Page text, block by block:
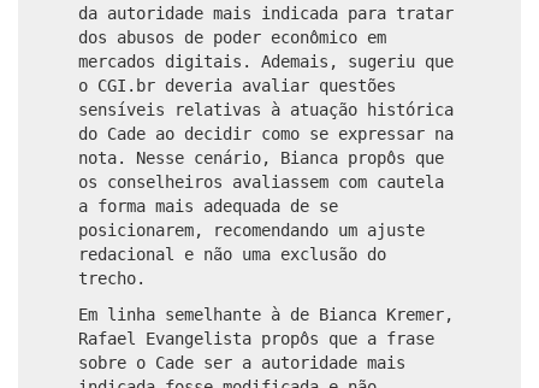
da autoridade mais indicada para tratar
dos abusos de poder econômico em
mercados digitais. Ademais, sugeriu que
o CGI.br deveria avaliar questões
sensíveis relativas à atuação histórica
do Cade ao decidir como se expressar na
nota. Nesse cenário, Bianca propôs que
os conselheiros avaliassem com cautela
a forma mais adequada de se
posicionarem, recomendando um ajuste
redacional e não uma exclusão do
trecho.
Em linha semelhante à de Bianca Kremer,
Rafael Evangelista propôs que a frase
sobre o Cade ser a autoridade mais